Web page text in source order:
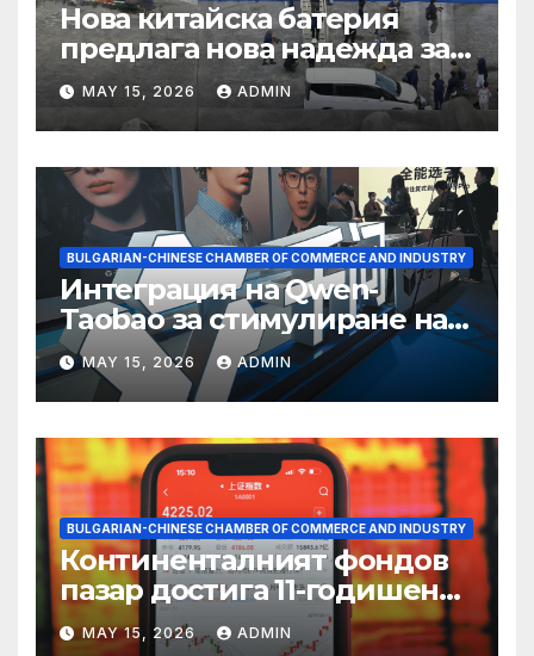
Нова китайска батерия
предлага нова надежда за
съхранение на водород
MAY 15, 2026 ADMIN
BULGARIAN-CHINESE CHAMBER OF COMMERCE AND INDUSTRY
Интеграция на Qwen-
Taobao за стимулиране на
пазаруването 618
MAY 15, 2026 ADMIN
BULGARIAN-CHINESE CHAMBER OF COMMERCE AND INDUSTRY
Континенталният фондов
пазар достига 11-годишен
връх
MAY 15, 2026 ADMIN